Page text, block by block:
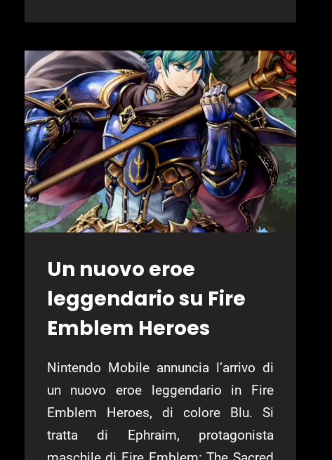
Un nuovo eroe
leggendario su Fire
Emblem Heroes
Nintendo Mobile annuncia l’arrivo di
un nuovo eroe leggendario in Fire
Emblem Heroes, di colore Blu. Si
tratta di Ephraim, protagonista